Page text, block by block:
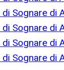
Sognare di
Sognare di
Sognare di
Sognare di